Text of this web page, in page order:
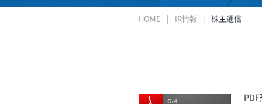
HOME IR情報 株主通信